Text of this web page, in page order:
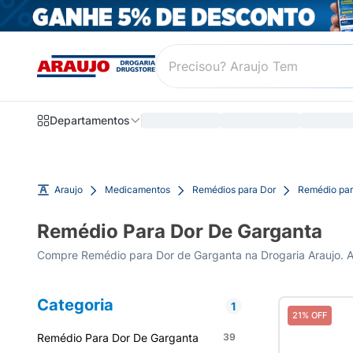
Departamentos
Araujo Medicamentos Remédios para Dor Remédio
Remédio Para Dor De Garganta
Compre Remédio para Dor de Garganta na Drogaria
Categoria 1
Remédio Para Dor De Garganta 39
21% OFF